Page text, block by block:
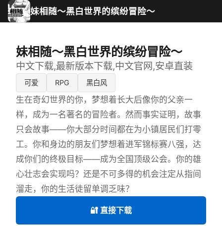
妹相随～黑白世界的缤纷冒险～
妹相随～黑白世界的缤纷冒险～
中文下载,最新版本下载,中文官网,安卓直装
可爱 RPG 黑白风
生在奇幻世界的你，梦想着长大后像你的父亲一
样，成为一名著名的冒险者。然而事实证明，故事
只会故事——你大部分时间都在为小镇居民们打零
工。你和身边的朋友们梦想着进军锦标赛八强，达
成你们的终极目标——成为全国顶级公会。你的雄
心壮志会实现吗？还是不可多得的机会注定从指间
溜走，你的生活徒留单调乏味？
🔐 直接下载